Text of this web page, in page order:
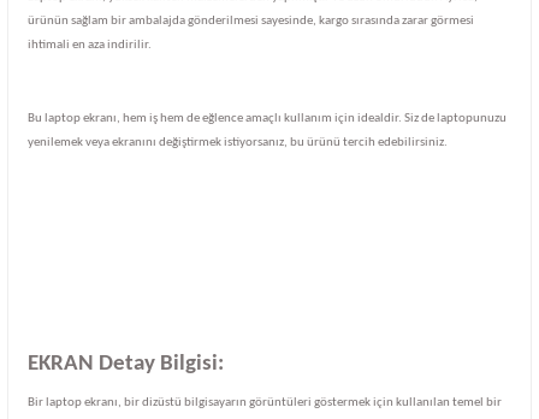
ürünün sağlam bir ambalajda gönderilmesi sayesinde, kargo sırasında zarar görmesi
ihtimali en aza indirilir.
Bu laptop ekranı, hem iş hem de eğlence amaçlı kullanım için idealdir. Siz de laptopunuzu
yenilemek veya ekranını değiştirmek istiyorsanız, bu ürünü tercih edebilirsiniz.
EKRAN Detay Bilgisi:
Bir laptop ekranı, bir dizüstü bilgisayarın görüntüleri göstermek için kullanılan temel bir